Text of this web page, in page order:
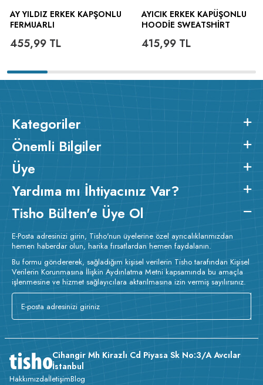
AY YILDIZ ERKEK KAPŞONLU
FERMUARLI
455,99 TL
AYICIK ERKEK KAPÜŞONLU
HOODIE SWEATSHIRT
415,99TL
Kategoriler
Önemli Bilgiler
Üye
Yardıma mı İhtiyacınız Var?
Tisho Bülten'e Üye Ol
E-Posta adresinizi girin, Tisho'nun üyelerine özel ayrıcalıklarımızdan
hemen haberdar olun, harika fırsatlardan hemen faydalanın.
Bu formu göndererek, sağladığım kişisel verilerin Tisho tarafından Kişisel
Verilerin Korunmasına İlişkin Aydınlatma Metni kapsamında bu amaçla
işlenmesine ve hizmet sağlayıcılara aktarılmasına izin vermiş sayılırsınız.
Cihangir Mh Kirazlı Cd Piyasa Sk No:3/A Avcılar
İstanbul
HakkımızdaİletişimBlog